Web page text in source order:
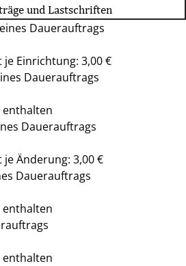
und Lastschriften
Dauerauftrags
Einrichtung: 3,00 €
Dauerauftrags
Dauerauftrags
Änderung: 3,00 €
Dauerauftrags